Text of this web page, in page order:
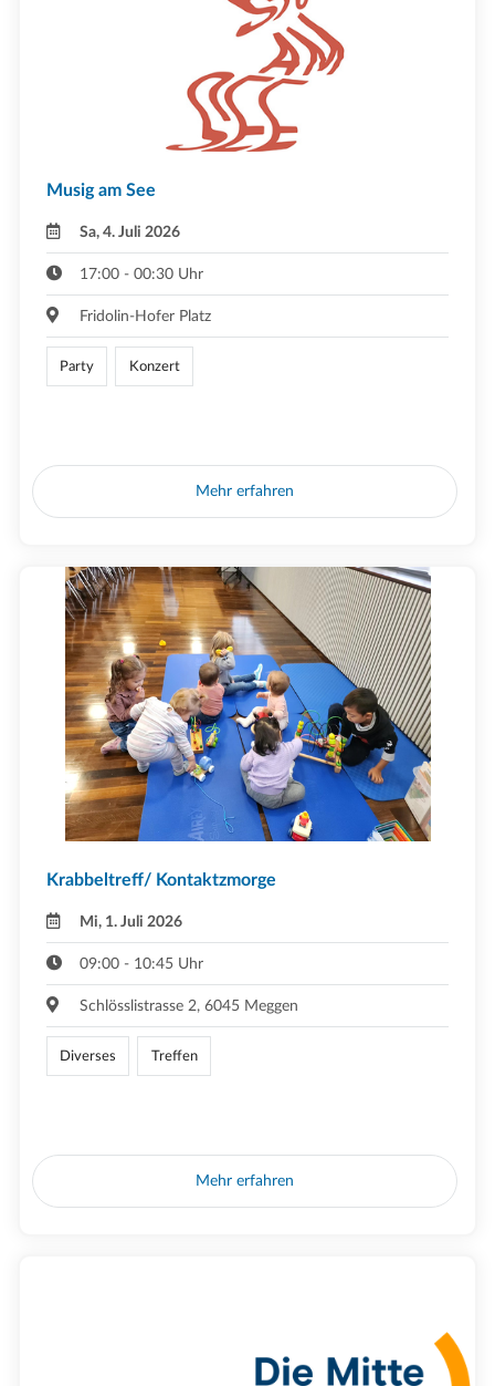
Musig am See
Sa, 4. Juli 2026
17:00 - 00:30 Uhr
Fridolin-Hofer Platz
Party Konzert
Mehr erfahren
Krabbeltreff/ Kontaktzmorge
Mi, 1. Juli 2026
09:00 - 10:45 Uhr
Schlösslistrasse 2, 6045 Meggen
Diverses Treffen
Mehr erfahren